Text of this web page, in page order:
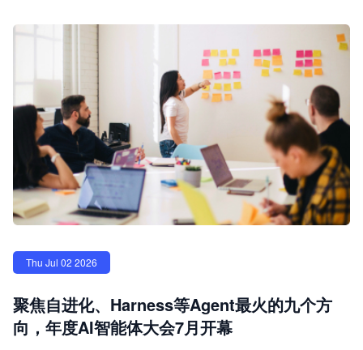
Thu Jul 02 2026
聚焦自进化、Harness等Agent最火的九个方
向，年度AI智能体大会7月开幕